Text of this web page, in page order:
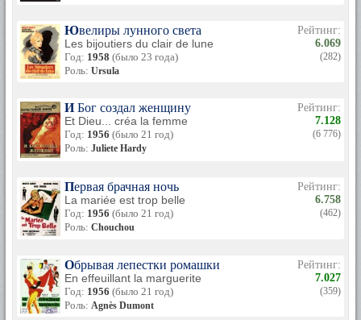
Моро ("Вива Мария!" ) .
В 1973 г., незадолго до своего сорокалетия Бардо объявила
о завершении кинематографической карьеры и в
дальнейшем посвятила свою жизнь борьбе за права
В 1992 г. Бардо вышла замуж за Бернара д'Ормаля. Брак
продолжается по сей день.
Сегодня звезда живет в скромном поместье «Мадраг» в
ни одного сценария – кино ее не интересует. Круг интересов
сосредоточен ныне на борьбе за права братьев наших
меньших. Где можно застать Брижит? На выступлении
против убийства морских котиков, на митинге против
усыпления бродячих собак или против людей, которые
шубы. Сегодняшняя жизнь бывшей актрисы – сплошь
битва. В последнее время она стала выступать против
мусульман, геев и фаст-фуда. Эти три слагаемых, по ее
словам, разрушили Францию. Общественность реагирует
Ювелиры лунного света
Les bijoutiers du clair de lune
Год: 1958 (было 23 года)
Роль: Ursula
Рейтинг:
6.069
(282)
И Бог создал женщину
Et Dieu... créa la femme
Год: 1956 (было 21 год)
Роль: Juliete Hardy
Рейтинг:
7.128
(6 776)
Первая брачная ночь
La mariée est trop belle
Год: 1956 (было 21 год)
Роль: Chouchou
Рейтинг:
6.758
(462)
Обрывая лепестки ромашки
En effeuillant la marguerite
Год: 1956 (было 21 год)
Роль: Agnès Dumont
Рейтинг:
7.027
(359)